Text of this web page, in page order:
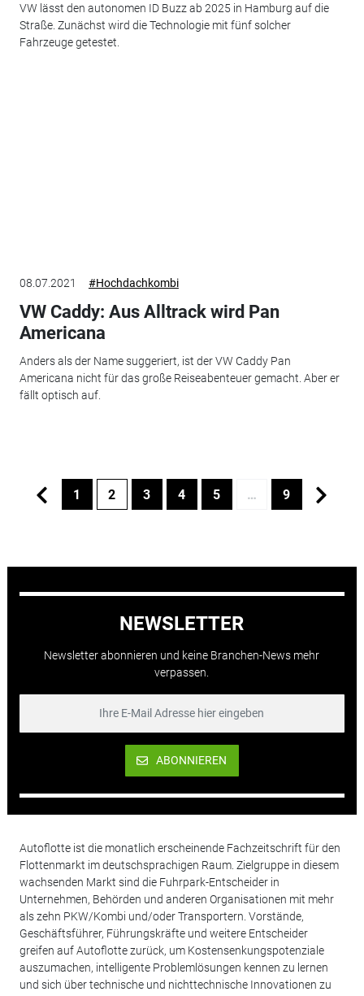
VW lässt den autonomen ID Buzz ab 2025 in Hamburg auf die
Straße. Zunächst wird die Technologie mit fünf solcher
Fahrzeuge getestet.
08.07.2021 #Hochdachkombi
VW Caddy: Aus Alltrack wird Pan
Americana
Anders als der Name suggeriert, ist der VW Caddy Pan
Americana nicht für das große Reiseabenteuer gemacht. Aber er
fällt optisch auf.
1 2 3 4 5 … 9
NEWSLETTER
Newsletter abonnieren und keine Branchen-News mehr
verpassen.
ABONNIEREN
Autoflotte ist die monatlich erscheinende Fachzeitschrift für den
Flottenmarkt im deutschsprachigen Raum. Zielgruppe in diesem
wachsenden Markt sind die Fuhrpark-Entscheider in
Unternehmen, Behörden und anderen Organisationen mit mehr
als zehn PKW/Kombi und/oder Transportern. Vorstände,
Geschäftsführer, Führungskräfte und weitere Entscheider
greifen auf Autoflotte zurück, um Kostensenkungspotenziale
auszumachen, intelligente Problemlösungen kennen zu lernen
und sich über technische und nichttechnische Innovationen zu